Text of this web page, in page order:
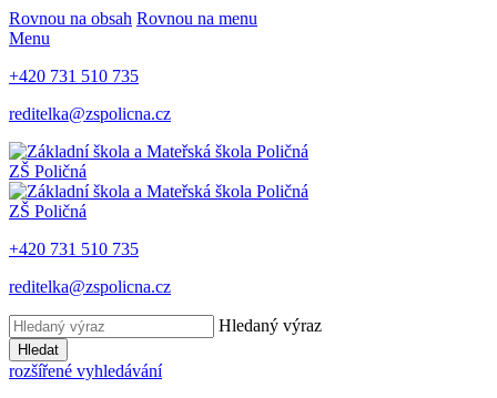
Rovnou na obsah Rovnou na menu
Menu
+420 731 510 735
reditelka@zspolicna.cz
ZŠ Poličná
ZŠ Poličná
+420 731 510 735
reditelka@zspolicna.cz
Hledaný výraz
Hledat
rozšířené vyhledávání